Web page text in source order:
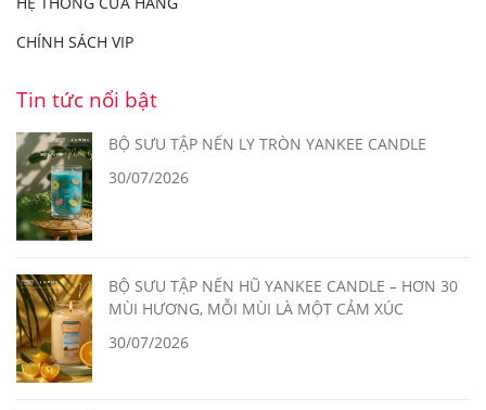
CHÍNH SÁCH VIP
Tin tức nổi bật
BỘ SƯU TẬP NẾN LY TRÒN YANKEE CANDLE
30/07/2026
BỘ SƯU TẬP NẾN HŨ YANKEE CANDLE – HƠN 30
MÙI HƯƠNG, MỖI MÙI LÀ MỘT CẢM XÚC
30/07/2026